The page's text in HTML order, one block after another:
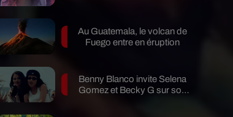
Au Guatemala, le volcan de
Fuego entre en éruption
Benny Blanco invite Selena
Gomez et Becky G sur son